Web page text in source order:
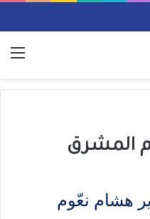
المشرق
هشام نعّوم